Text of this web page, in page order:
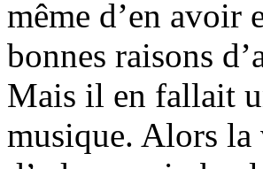
même d’en avoir
bonnes raisons
Mais il en fallait
musique. Alors la